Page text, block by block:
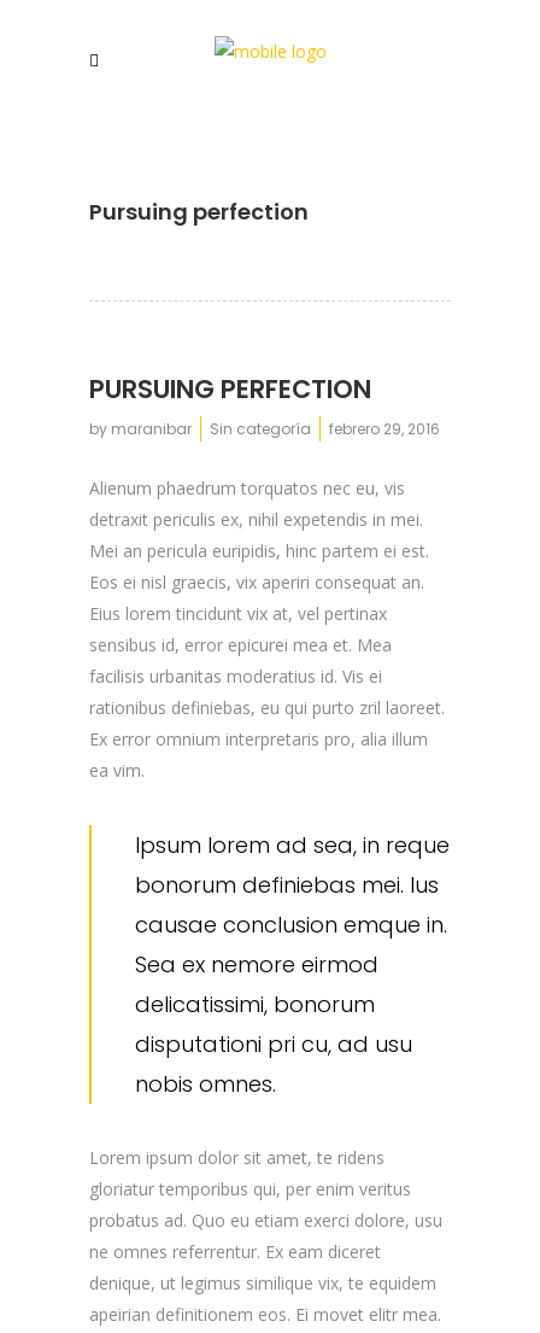
Pursuing perfection
PURSUING PERFECTION
by maranibar Sin categoría febrero 29, 2016
Alienum phaedrum torquatos nec eu, vis
detraxit periculis ex, nihil expetendis in mei.
Mei an pericula euripidis, hinc partem ei est.
Eos ei nisl graecis, vix aperiri consequat an.
Eius lorem tincidunt vix at, vel pertinax
sensibus id, error epicurei mea et. Mea
facilisis urbanitas moderatius id. Vis ei
rationibus definiebas, eu qui purto zril laoreet.
Ex error omnium interpretaris pro, alia illum
ea vim.
Ipsum lorem ad sea, in reque
bonorum definiebas mei. Ius
causae conclusion emque in.
Sea ex nemore eirmod
delicatissimi, bonorum
disputationi pri cu, ad usu
nobis omnes.
Lorem ipsum dolor sit amet, te ridens
gloriatur temporibus qui, per enim veritus
probatus ad. Quo eu etiam exerci dolore, usu
ne omnes referrentur. Ex eam diceret
denique, ut legimus similique vix, te equidem
apeirian definitionem eos. Ei movet elitr mea.